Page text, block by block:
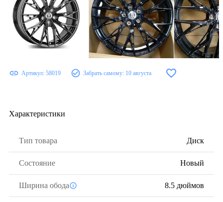
Артикул: 58019 Забрать самому: 10 августа
Характеристики
Тип товара Диск
Состояние Новый
Ширина обода 8.5 дюймов